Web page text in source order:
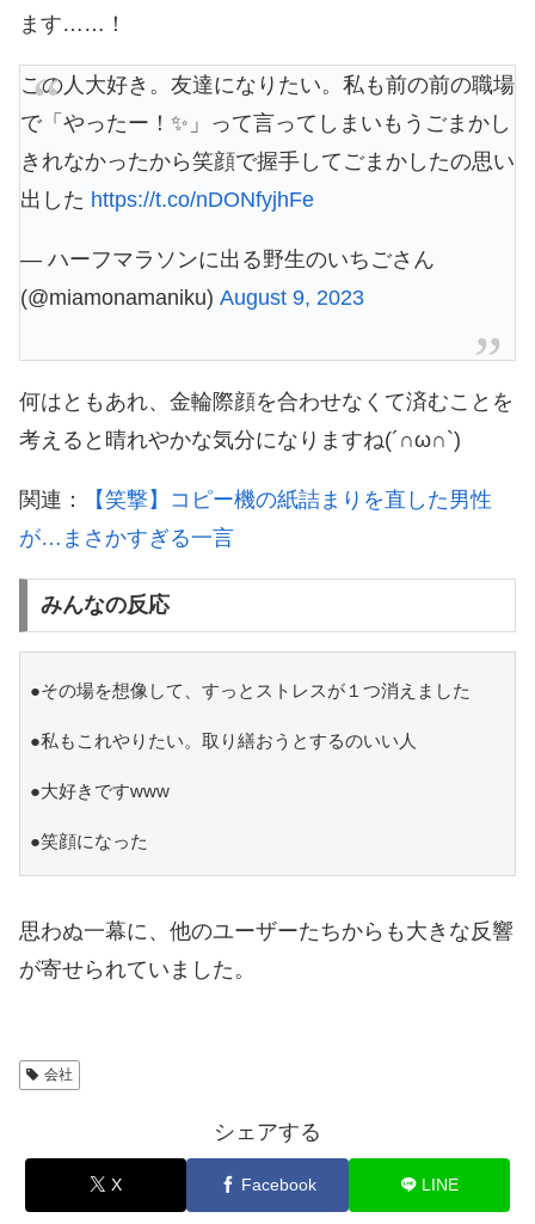
ます……！
この人大好き。友達になりたい。私も前の前の職場
で「やったー！✨」って言ってしまいもうごまかし
きれなかったから笑顔で握手してごまかしたの思い
出した https://t.co/nDONfyjhFe
— ハーフマラソンに出る野生のいちごさん
(@miamonamaniku) August 9, 2023
何はともあれ、金輪際顔を合わせなくて済むことを
考えると晴れやかな気分になりますね(´∩ω∩`)
関連：
【笑撃】コピー機の紙詰まりを直した男性
が…まさかすぎる一言
みんなの反応
●その場を想像して、すっとストレスが１つ消えました
●私もこれやりたい。取り繕おうとするのいい人
●大好きですwww
●笑顔になった
思わぬ一幕に、他のユーザーたちからも大きな反響
が寄せられていました。
会社
シェアする
X Facebook LINE